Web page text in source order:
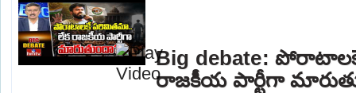
Big debate:
రాజకీయ పార్టీగా